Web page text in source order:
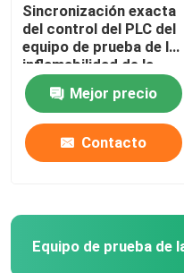
Equipo de prueba de
equipo de prueba
Punta de prueba del
cámaras de la prueba
Sincronización exacta
del control del PLC del
equipo de prueba de la
inflamabilidad de la
combustión
Mejor precio
Contacto
Equipo de prueba de